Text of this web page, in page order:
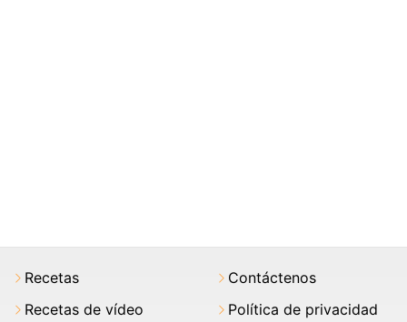
Recetas
Recetas de vídeo
Contáctenos
Política de privacidad